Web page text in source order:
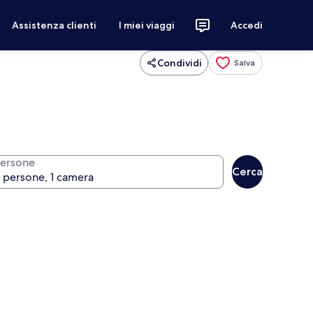
Assistenza clienti I miei viaggi Accedi
Condividi Salva
Cerca